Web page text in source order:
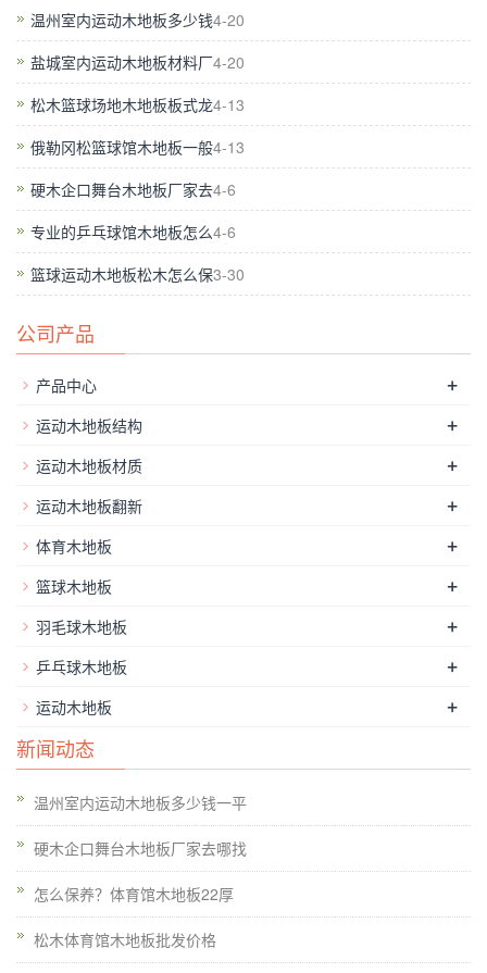
脱落，甚至造成局部木地板报废等情况。
4.地板表面灰尘可用吸尘器清洁，或用不滴水
的湿拖把进行擦拭。擦拭后要用干拖把拖干，不
能留水迹在地板上。
5.应及时擦去地板上的水和意外倒泻污迹，尤
其污迹，要清洁至不留污迹。
温州室内运动木地板多少钱4-20
盐城室内运动木地板材料厂4-20
松木篮球场地木地板板式龙4-13
俄勒冈松篮球馆木地板一般4-13
硬木企口舞台木地板厂家去4-6
专业的乒乓球馆木地板怎么4-6
篮球运动木地板松木怎么保3-30
公司产品
产品中心 +
运动木地板结构 +
运动木地板材质 +
运动木地板翻新 +
体育木地板 +
篮球木地板 +
羽毛球木地板 +
乒乓球木地板 +
运动木地板 +
新闻动态
温州室内运动木地板多少钱一平
硬木企口舞台木地板厂家去哪找
怎么保养？体育馆木地板22厚
松木体育馆木地板批发价格